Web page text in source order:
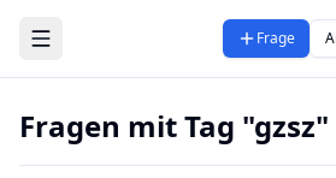
Zum Hauptinhalt springen
Frage
Fragen mit Tag "gzsz"